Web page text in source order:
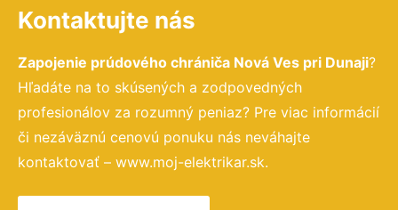
Kontaktujte nás
Zapojenie prúdového chrániča Nová Ves pri Dunaji?
Hľadáte na to skúsených a zodpovedných
profesionálov za rozumný peniaz? Pre viac informácií
či nezáväznú cenovú ponuku nás neváhajte
kontaktovať – www.moj-elektrikar.sk.